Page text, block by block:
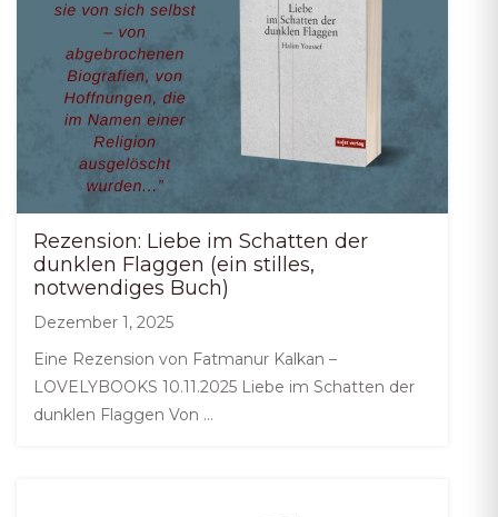
Rezension: Liebe im Schatten der
dunklen Flaggen (ein stilles,
notwendiges Buch)
Dezember 1, 2025
Eine Rezension von Fatmanur Kalkan –
LOVELYBOOKS 10.11.2025 Liebe im Schatten der
dunklen Flaggen Von …